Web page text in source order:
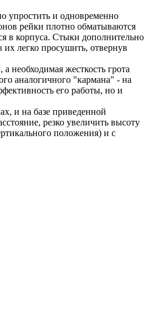
упростить и одновременно
рейки плотно обматываются
в корпуса. Стыки дополнительно
легко просушить, отвернув
необходимая жесткость грота
аналогичного "кармана" - на
его работы, но и
и на базе приведенной
резко увеличить высоту
положения) и с